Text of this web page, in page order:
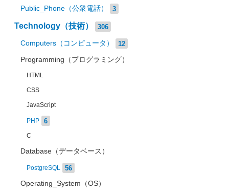
Public_Phone（公衆電話） 3
Technology（技術） 306
Computers（コンピュータ） 12
Programming（プログラミング）
HTML
CSS
JavaScript
PHP 6
C
Database（データベース）
PostgreSQL 56
Operating_System（OS）